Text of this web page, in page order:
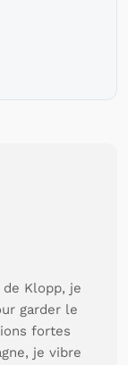
Klopp, je
garder le
fortes
je vibre